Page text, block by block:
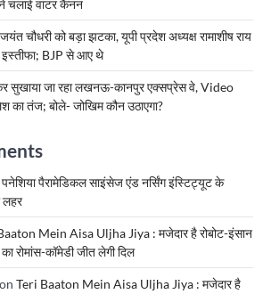
चलाई वाटर कैनन
चौधरी को बड़ा झटका, यूपी प्रदेश अध्यक्ष रामाशीष राय
इस्तीफा; BJP से आए थे
सुखाया जा रहा लखनऊ-कानपुर एक्सप्रेस वे, Video
तंज; बोले- जोखिम कौन उठाएगा?
पनेशिया पैरामेडिकल साइंसेज एंड नर्सिंग इंस्टिट्यूट के
लहर
Mein Aisa Uljha Jiya : मजेदार है रोबोट-इंसान
रोमांस-कॉमेडी जीत लेगी दिल
on Teri Baaton Mein Aisa Uljha Jiya : मजेदार है